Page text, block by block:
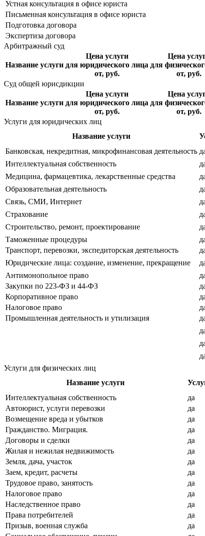
Устная консультация в офисе юриста
Письменная консультация в офисе юриста
Подготовка договора
Экспертиза договора
Арбитражный суд
Название услуги
Цена услуги
для юридического лица
от, руб.
Цена
для
от, руб.
Суд общей юрисдикции
Название услуги
Цена услуги
для юридического лица
от, руб.
Цена
для
от, руб.
Услуги для юридических лиц
Название услуги
Банковская, некредитная, микрофинансовая деятельность
Интеллектуальная собственность
Медицина, фармацевтика, лекарственные средства
Образовательная деятельность
Связь, СМИ, Интернет
Страхование
Строительство, ремонт, проектирование
Таможенные процедуры
Транспорт, перевозки, экспедиторская деятельность
Юридические лица: создание, изменение, прекращение
Антимонопольное право
Закупки по 223-ФЗ и 44-ФЗ
Корпоративное право
Налоговое право
Промышленная деятельность и утилизация
Услуги для физических лиц
Название услуги
Интеллектуальная собственность
да
Автоюрист, услуги перевозки
да
Возмещение вреда и убытков
да
Гражданство. Миграция.
да
Договоры и сделки
да
Жилая и нежилая недвижимость
да
Земля, дача, участок
да
Заем, кредит, расчеты
да
Трудовое право, занятость
да
Налоговое право
да
Наследственное право
да
Права потребителей
да
Призыв, военная служба
да